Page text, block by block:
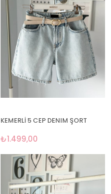
KEMERLİ 5 CEP DENIM ŞORT
₺1.499,00